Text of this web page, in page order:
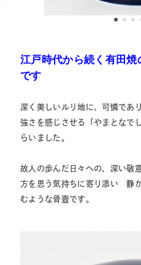
江戸時代から続く有田焼
です
深く美しいルリ地に、可憐で
強さを感じさせる「やまとなで
らいました。
故人の歩んだ日々への、深い敬
方を思う気持ちに寄り添い 静
むような骨壺です。